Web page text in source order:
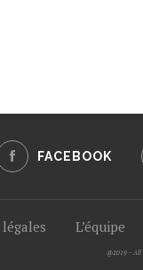
FACEBOOK
L’équipe
@2019 - All